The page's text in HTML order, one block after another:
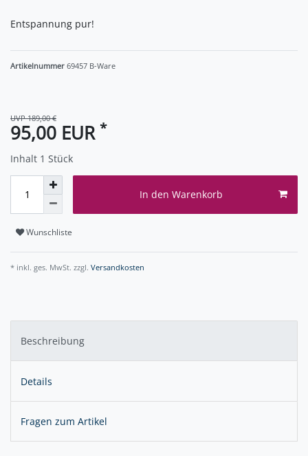
Entspannung pur!
Artikelnummer 69457 B-Ware
UVP 189,00 €
95,00 EUR *
Inhalt 1 Stück
In den Warenkorb
Wunschliste
* inkl. ges. MwSt. zzgl. Versandkosten
Beschreibung
Details
Fragen zum Artikel